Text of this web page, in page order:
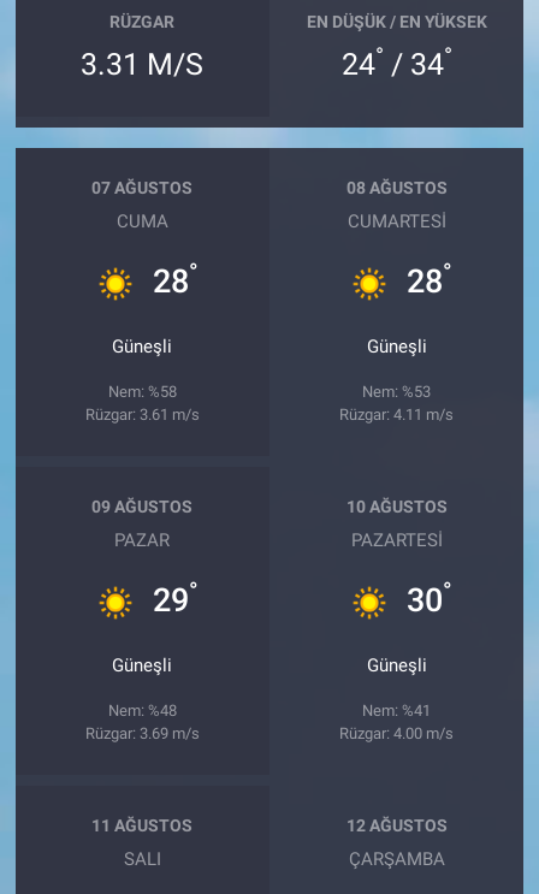
RÜZGAR
3.31 M/S
EN DÜŞÜK / EN YÜKSEK
24° / 34°
07 AĞUSTOS
CUMA
28°
Güneşli
Nem: %58
Rüzgar: 3.61 m/s
08 AĞUSTOS
CUMARTESI
28°
Güneşli
Nem: %53
Rüzgar: 4.11 m/s
09 AĞUSTOS
PAZAR
29°
Güneşli
Nem: %48
Rüzgar: 3.69 m/s
10 AĞUSTOS
PAZARTESI
30°
Güneşli
Nem: %41
Rüzgar: 4.00 m/s
11 AĞUSTOS
SALI
12 AĞUSTOS
ÇARŞAMBA